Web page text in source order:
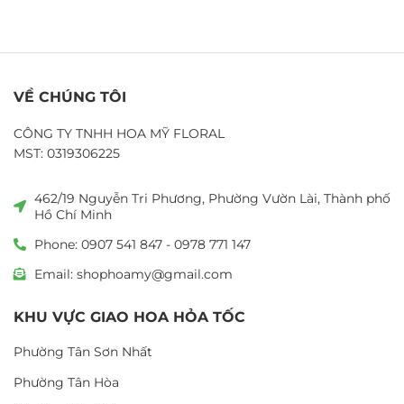
VỀ CHÚNG TÔI
CÔNG TY TNHH HOA MỸ FLORAL
MST: 0319306225
462/19 Nguyễn Tri Phương, Phường Vườn Lài, Thành phố
Hồ Chí Minh
Phone: 0907 541 847 - 0978 771 147
Email: shophoamy@gmail.com
KHU VỰC GIAO HOA HỎA TỐC
Phường Tân Sơn Nhất
Phường Tân Hòa